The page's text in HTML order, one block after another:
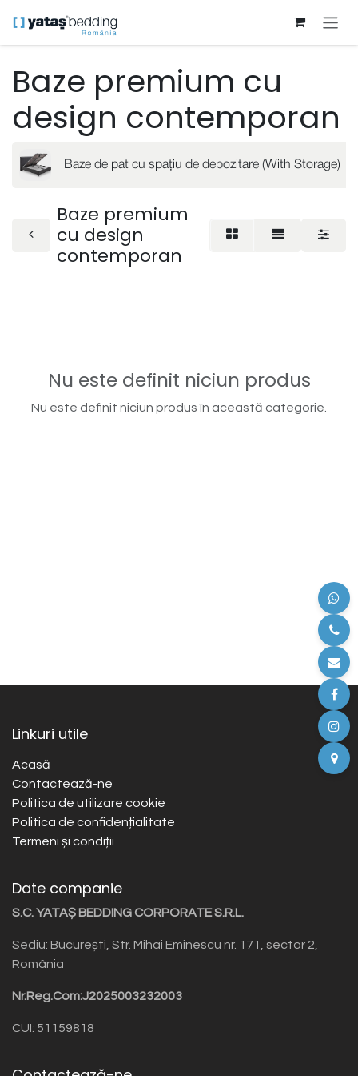
Baze premium cu
design contemporan
Baze de pat cu spațiu de depozitare (With Storage)
Baze premium
cu design
contemporan
Nu este definit niciun produs
Nu este definit niciun produs în această categorie.
Linkuri utile
Acasă
Contactează-ne
Politica de utilizare cookie
Politica de confidențialitate
Termeni și condiții
Date companie
S.C. YATAȘ BEDDING CORPORATE S.R.L.
Sediu: București, Str. Mihai Eminescu nr. 171, sector 2,
România
Nr.Reg.Com:J2025003232003
CUI: 51159818